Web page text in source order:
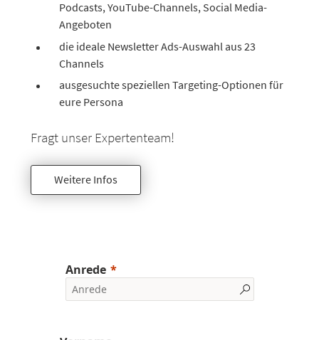
Podcasts, YouTube-Channels, Social Media-
Angeboten
die ideale Newsletter Ads-Auswahl aus 23
Channels
ausgesuchte speziellen Targeting-Optionen für
eure Persona
Fragt unser Expertenteam!
Weitere Infos
Anrede